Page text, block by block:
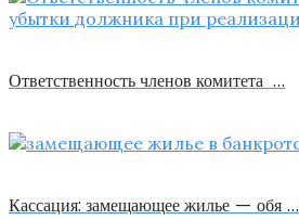
Ответственность членов комитета …
Кассация: замещающее жилье — обя …